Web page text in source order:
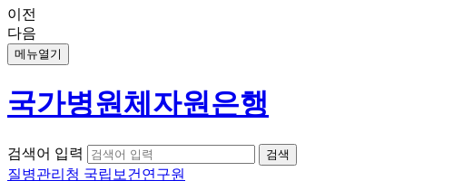
이전
다음
메뉴열기
국가병원체자원은행
검색어 입력
질병관리청 국립보건연구원